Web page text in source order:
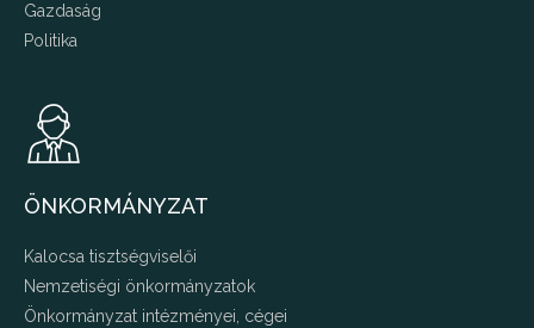
Gazdaság
Politika
ÖNKORMÁNYZAT
Kalocsa tisztségviselői
Nemzetiségi önkormányzatok
Önkormányzat intézményei, cégei